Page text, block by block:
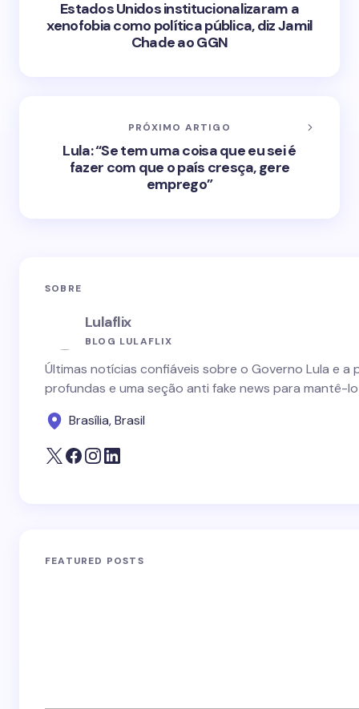
Estados Unidos institucionalizaram a
xenofobia como política pública, diz Jamil
Chade ao GGN
PRÓXIMO ARTIGO
Lula: “Se tem uma coisa que eu sei é
fazer com que o país cresça, gere
emprego”
SOBRE
Lulaflix
BLOG LULAFLIX
Últimas notícias confiáveis sobre o Governo Lula e
profundas e uma seção anti fake news para mantê-
Brasília, Brasil
FEATURED POSTS